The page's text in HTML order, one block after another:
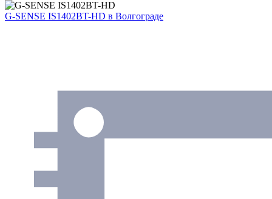
G-SENSE IS1402BT-HD в Волгограде